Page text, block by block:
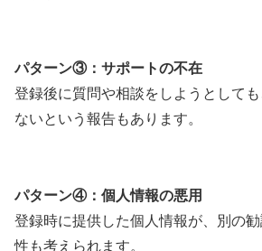
パターン③：サポートの不在
登録後に質問や相談をしようとして
ないという報告もあります。
パターン④：個人情報の悪用
登録時に提供した個人情報が、別の
性も考えられます。